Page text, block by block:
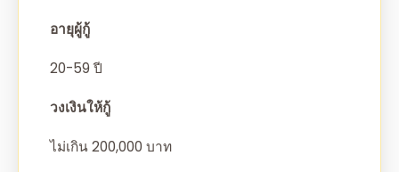
อายุผู้กู้
20-59 ปี
วงเงินให้กู้
ไม่เกิน 200,000 บาท